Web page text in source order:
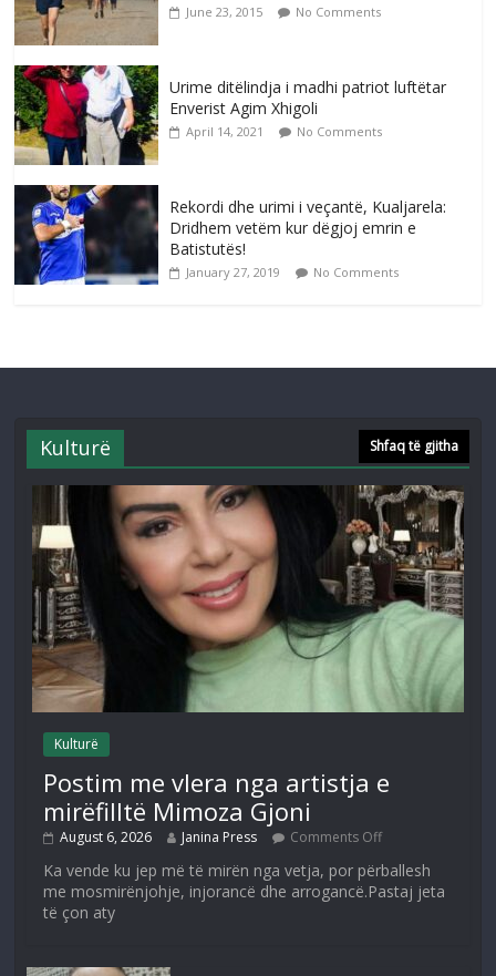
June 23, 2015 No Comments
Urime ditëlindja i madhi patriot luftëtar
Enverist Agim Xhigoli
April 14, 2021 No Comments
Rekordi dhe urimi i veçantë, Kualjarela:
Dridhem vetëm kur dëgjoj emrin e
Batistutës!
January 27, 2019 No Comments
Kulturë Shfaq të gjitha
Kulturë
Postim me vlera nga artistja e
mirëfilltë Mimoza Gjoni
August 6, 2026 Janina Press Comments Off
Ka vende ku jep më të mirën nga vetja, por përballesh
me mosmirënjohje, injorancë dhe arrogancë.Pastaj jeta
të çon aty